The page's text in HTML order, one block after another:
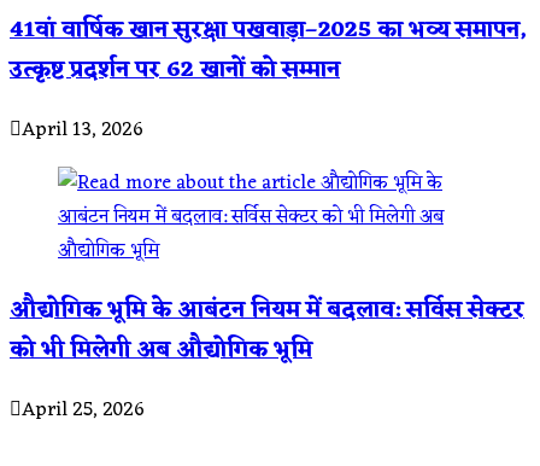
41वां वार्षिक खान सुरक्षा पखवाड़ा–2025 का भव्य समापन,
उत्कृष्ट प्रदर्शन पर 62 खानों को सम्मान
April 13, 2026
औद्योगिक भूमि के आबंटन नियम में बदलाव: सर्विस सेक्टर
को भी मिलेगी अब औद्योगिक भूमि
April 25, 2026